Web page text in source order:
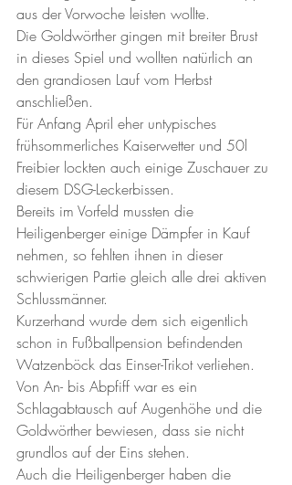
aus der Vorwoche leisten wollte.
Die Goldwörther gingen mit breiter Brust
in dieses Spiel und wollten natürlich an
den grandiosen Lauf vom Herbst
anschließen.
Für Anfang April eher untypisches
frühsommerliches Kaiserwetter und 50l
Freibier lockten auch einige Zuschauer zu
diesem DSG-Leckerbissen.
Bereits im Vorfeld mussten die
Heiligenberger einige Dämpfer in Kauf
nehmen, so fehlten ihnen in dieser
schwierigen Partie gleich alle drei aktiven
Schlussmänner.
Kurzerhand wurde dem sich eigentlich
schon in Fußballpension befindenden
Watzenböck das Einser-Trikot verliehen.
Von An- bis Abpfiff war es ein
Schlagabtausch auf Augenhöhe und die
Goldwörther bewiesen, dass sie nicht
grundlos auf der Eins stehen.
Auch die Heiligenberger haben die